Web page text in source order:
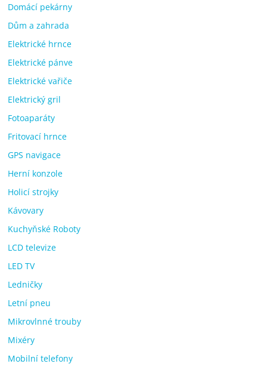
Domácí pekárny
Dům a zahrada
Elektrické hrnce
Elektrické pánve
Elektrické vařiče
Elektrický gril
Fotoaparáty
Fritovací hrnce
GPS navigace
Herní konzole
Holicí strojky
Kávovary
Kuchyňské Roboty
LCD televize
LED TV
Ledničky
Letní pneu
Mikrovlnné trouby
Mixéry
Mobilní telefony